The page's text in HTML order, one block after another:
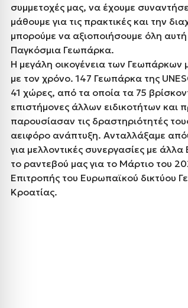
συμμετοχές μας, να έχουμε
μάθουμε για τις πρακτικές και την
μπορούμε να αξιοποιήσουμε όλη
Παγκόσμια Γεωπάρκα.
Η μεγάλη οικογένεια των Γεωπάρκων
με τον χρόνο. 147 Γεωπάρκα της
41 χώρες, από τα οποία τα 75
επιστήμονες άλλων ειδικοτήτων
παρουσίασαν τις δραστηριότητές
αειφόρο ανάπτυξη. Ανταλλάξαμε
για μελλοντικές συνεργασίες με
το ραντεβού μας για το Μάρτιο του
Επιτροπής του Ευρωπαϊκού δικτύου
Κροατίας.